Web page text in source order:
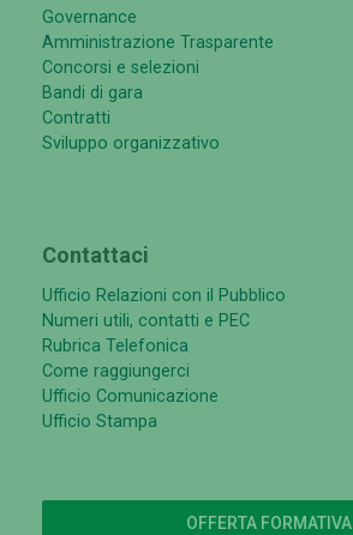
Governance
Amministrazione Trasparente
Concorsi e selezioni
Bandi di gara
Contratti
Sviluppo organizzativo
Contattaci
Ufficio Relazioni con il Pubblico
Numeri utili, contatti e PEC
Rubrica Telefonica
Come raggiungerci
Ufficio Comunicazione
Ufficio Stampa
OFFERTA FORMATIVA